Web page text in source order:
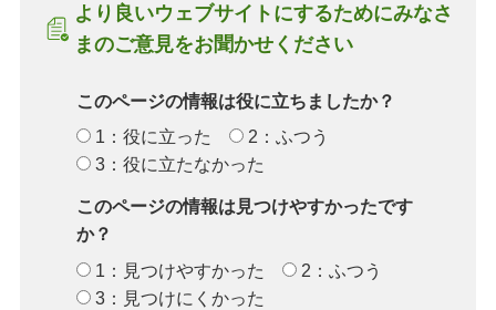
より良いウェブサイトにするためにみなさ
まのご意見をお聞かせください
このページの情報は役に立ちましたか？
1：役に立った
2：ふつう
3：役に立たなかった
このページの情報は見つけやすかったです
か？
1：見つけやすかった
2：ふつう
3：見つけにくかった